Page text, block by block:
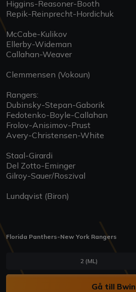
Higgins-Reasoner-Booth
Repik-Reinprecht-Hordichuk
McCabe-Kulikov
Ellerby-Wideman
Callahan-Weaver
Clemmensen (Vokoun)
Rangers:
Dubinsky-Stepan-Gaborik
Fedotenko-Boyle-Callahan
Frolov-Anisimov-Prust
Avery-Christensen-White
Staal-Girardi
Del Zotto-Eminger
Gilroy-Sauer/Roszival
Lundqvist (Biron)
Florida Panthers-New York Rangers
2 (ML)
Gå till Bwin